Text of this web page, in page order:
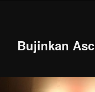
Bujinkan